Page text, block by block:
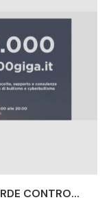
CONTRO...